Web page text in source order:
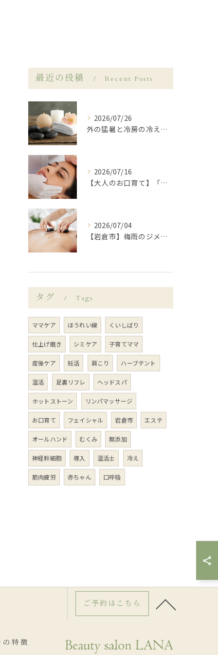
最近の投稿 Recent Posts
2026/07/26
外の猛暑と冷房の冷えに…夏の「寒暖差疲労」を温活ケアでリセット🌿岩倉市LANA
2026/07/16
【大人のお口育て】「顔が大きくなった？」と感じたら始めたい、岩倉市歯科衛生士による口元ゆるめケア
2026/07/04
【岩倉市】梅雨のジメジメや暑さで乱れがちな自律神経を整えてみませんか？
タグ Tags
ママケア ほうれい線 くいしばり
仕上げ磨き シミケア 子育てママ
産後ケア 妊活 肩こり ハーブテント
温活 足裏リフレ ヘッドスパ
ホットストーン リンパマッサージ
お口育て フェイシャル 岩倉市 エステ
オールハンド むくみ 無添加
神経幹細胞 導入 温活士 冷え
筋肉疲労 赤ちゃん 口呼吸
ご予約はこちら
の特徴